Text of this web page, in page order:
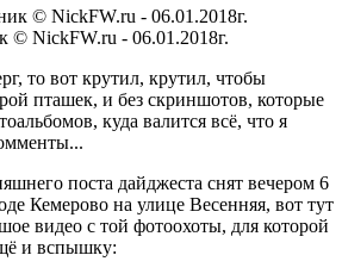
© NickFW.ru - 06.01.2018г.
то вот крутил, крутил, чтобы
пташек, и без скриншотов, которые
куда валится всё, что я
поста дайджеста снят вечером 6
Кемерово на улице Весенняя, вот тут
видео с той фотоохоты, для которой
и вспышку: